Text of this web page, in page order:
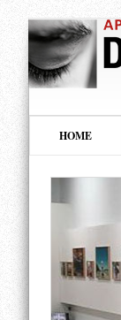
HOME